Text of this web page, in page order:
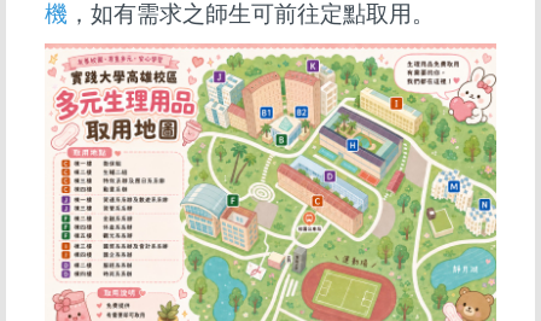
機 ，如有需求之師生可前往定點取用。